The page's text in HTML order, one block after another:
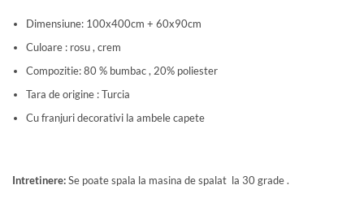
Dimensiune: 100x400cm + 60x90cm
Culoare : rosu , crem
Compozitie: 80 % bumbac , 20% poliester
Tara de origine : Turcia
Cu franjuri decorativi la ambele capete
Intretinere:Se poate spala la masina de spalat la 30 grade .